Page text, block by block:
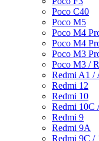
Poco C40
Poco M5
Poco M4
Poco M4
Poco M3
Poco M3 /
Redmi A1 /
Redmi 12
Redmi 10
Redmi 10C
Redmi 9
Redmi 9A
Redmi 9C /